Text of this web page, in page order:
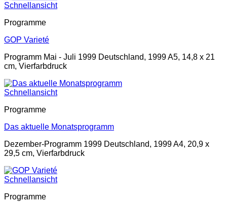
Schnellansicht
Programme
GOP Varieté
Programm Mai - Juli 1999 Deutschland, 1999 A5, 14,8 x 21
cm, Vierfarbdruck
Schnellansicht
Programme
Das aktuelle Monatsprogramm
Dezember-Programm 1999 Deutschland, 1999 A4, 20,9 x
29,5 cm, Vierfarbdruck
Schnellansicht
Programme